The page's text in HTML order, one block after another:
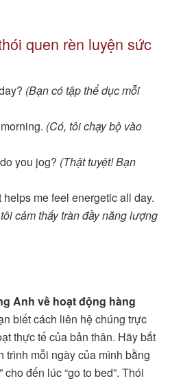
quen rèn luyện sức
(Bạn có tập thể dục mỗi
(Có, tôi chạy bộ vào
you jog? (Thật tuyệt! Bạn
me feel energetic all day.
cảm thấy tràn đầy năng lượng
Anh về hoạt động hàng
biết cách liên hệ chúng trực
thực tế của bản thân. Hãy bắt
trình mỗi ngày của mình bằng
đến lúc “go to bed”. Thói